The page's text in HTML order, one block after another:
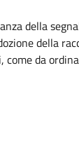
della
della
da